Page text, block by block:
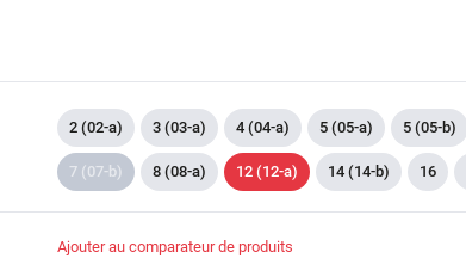
2 (02-a) 3 (03-a) 4 (04-a) 5 (05-a) 5 (05-b)
7 (07-b) 8 (08-a) 12 (12-a) 14 (14-b) 16
Ajouter au comparateur de produits